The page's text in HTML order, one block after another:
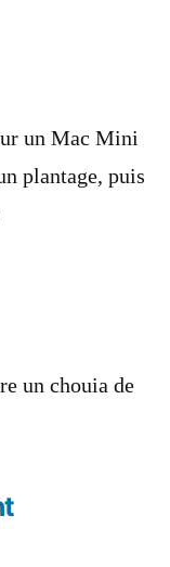
un Mac Mini
plantage, puis
un chouia de